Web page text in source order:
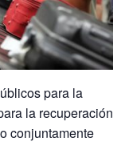
para la
la recuperación
conjuntamente